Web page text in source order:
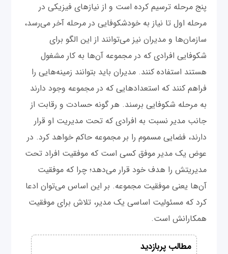
پنج مرحله ترسیم کرده است و از نیازهای فیزیکی در
مرحله اول تا نیاز به خودشکوفایی در مرحله آخر می‌رسد،
سازمان‌ها و مدیران نیز می‌توانند از این الگو برای
شکوفایی افرادی که در مجموعه آن‌ها به کار مشغول
هستند استفاده کنند. مدیران باید بتوانند زمینه‌هایی را
فراهم کنند که استعدادهایی که در مجموعه وجود دارند
به مرحله شکوفایی برسند. هر گونه حسادت و رقابت از
جانب مدیر نسبت به افرادی که تحت مدیریت او قرار
دارند، فضایی مسموم را بر مجموعه حاکم خواهد کرد. در
عوض یک مدیر موفق کسی است که موفقیت افراد تحت
مدیریتش را هدف خود قرار می‌دهد؛ چرا که موفقیت
آن‌ها یعنی موفقیت مجموعه. بر این اساس می‌توان ادعا
کرد که مسئولیت اساسی یک مدیر، تلاش برای موفقیت
همکارانش است.
مطالب پربازدید